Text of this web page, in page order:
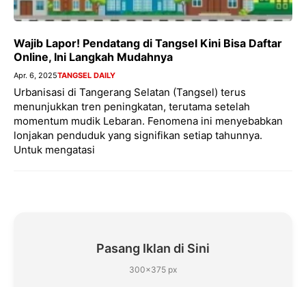
Wajib Lapor! Pendatang di Tangsel Kini Bisa Daftar
Online, Ini Langkah Mudahnya
Apr. 6, 2025TANGSEL DAILY
Urbanisasi di Tangerang Selatan (Tangsel) terus
menunjukkan tren peningkatan, terutama setelah
momentum mudik Lebaran. Fenomena ini menyebabkan
lonjakan penduduk yang signifikan setiap tahunnya.
Untuk mengatasi
Pasang Iklan di Sini
300×375 px